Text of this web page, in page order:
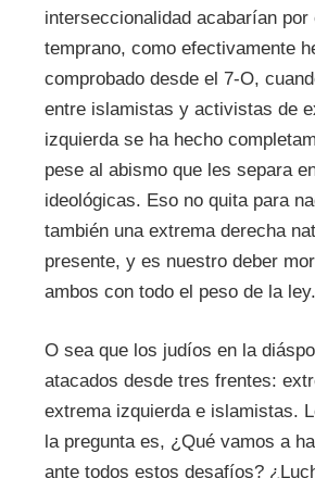
interseccionalidad acabarían
temprano, como efectivamente
comprobado desde el 7-O,
entre islamistas y activistas de
izquierda se ha hecho
pese al abismo que les separa
ideológicas. Eso no quita para
también una extrema derecha
presente, y es nuestro deber
ambos con todo el peso de la ley.
O sea que los judíos en la
atacados desde tres frentes:
extrema izquierda e islamistas.
la pregunta es, ¿Qué vamos a
ante todos estos desafíos?